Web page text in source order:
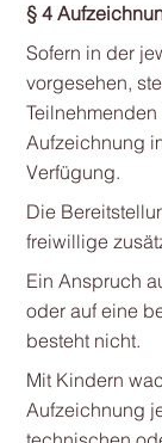
§ 4
Sofern in der
vorgesehen,
Aufzeichnung
Verfügung.
Die
freiwillige
Ein Anspruch
oder auf eine
besteht nicht.
Mit Kindern
Aufzeichnung